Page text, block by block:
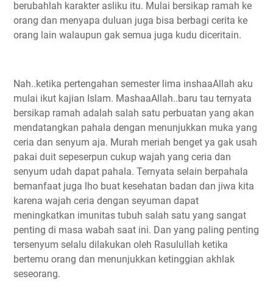
berubahlah karakter asliku itu. Mulai bersikap ramah ke
orang dan menyapa duluan juga bisa berbagi cerita ke
orang lain walaupun gak semua juga kudu diceritain.
Nah..ketika pertengahan semester lima inshaaAllah aku
mulai ikut kajian Islam. MashaaAllah..baru tau ternyata
bersikap ramah adalah salah satu perbuatan yang akan
mendatangkan pahala dengan menunjukkan muka yang
ceria dan senyum aja. Murah meriah benget ya gak usah
pakai duit sepeserpun cukup wajah yang ceria dan
senyum udah dapat pahala. Ternyata selain berpahala
bemanfaat juga lho buat kesehatan badan dan jiwa kita
karena wajah ceria dengan seyuman dapat
meningkatkan imunitas tubuh salah satu yang sangat
penting di masa wabah saat ini. Dan yang paling penting
tersenyum selalu dilakukan oleh Rasulullah ketika
bertemu orang dan menunjukkan ketinggian akhlak
seseorang.